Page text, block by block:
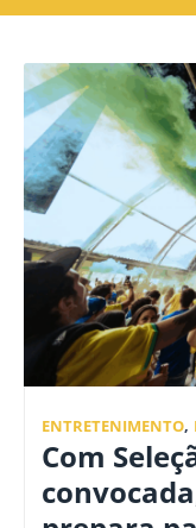
ENTRETENIMENTO,
Com